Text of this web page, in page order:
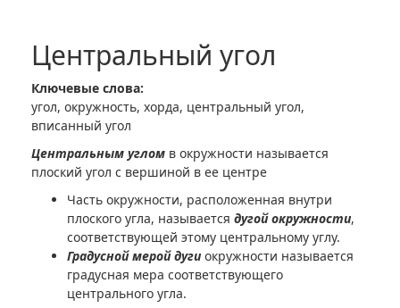
Центральный угол
Ключевые слова:
угол, окружность, хорда, центральный угол,
вписанный угол
Центральным углом в окружности называется
плоский угол с вершиной в ее центре
Часть окружности, расположенная внутри
плоского угла, называется дугой окружности,
соответствующей этому центральному углу.
Градусной мерой дугиокружности называется
градусная мера соответствующего
центрального угла.